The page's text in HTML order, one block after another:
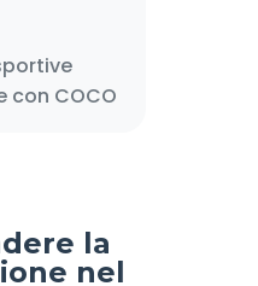
COCO
la
nel